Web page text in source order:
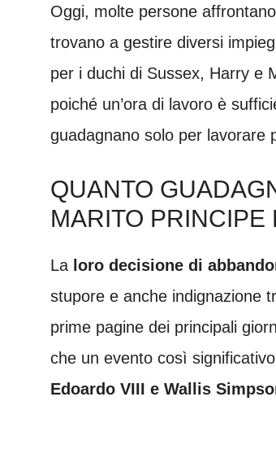
Oggi, molte persone
trovano a gestire diversi
per i duchi di Sussex, Harry e
poiché un’ora di lavoro è
guadagnano solo per lavorare
QUANTO
MARITO PRINCIPE
La loro decisione di
stupore e anche indignazione
prime pagine dei principali
che un evento così
Edoardo VIII e Wallis